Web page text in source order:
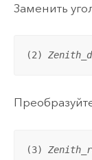
Заменить
(2)
(3)